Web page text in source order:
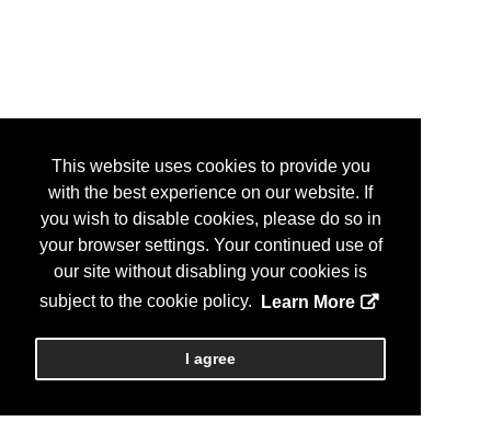
This website uses cookies to provide you
with the best experience on our website. If
you wish to disable cookies, please do so in
your browser settings. Your continued use of
our site without disabling your cookies is
subject to the cookie policy.
Learn More
I agree